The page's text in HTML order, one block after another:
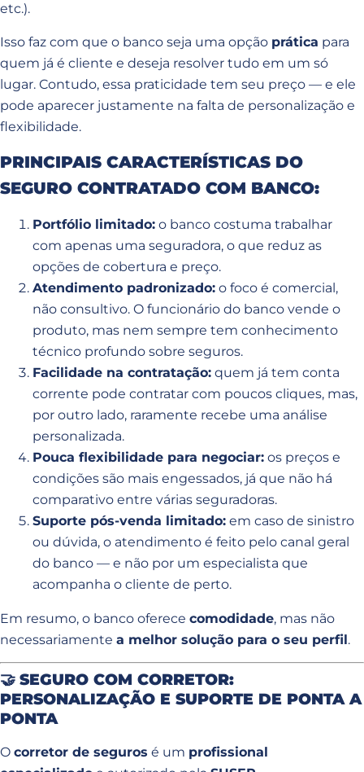
etc.).
Isso faz com que o banco seja uma opção prática para
quem já é cliente e deseja resolver tudo em um só
lugar. Contudo, essa praticidade tem seu preço — e ele
pode aparecer justamente na falta de personalização e
flexibilidade.
PRINCIPAIS CARACTERÍSTICAS DO
SEGURO CONTRATADO COM BANCO:
Portfólio limitado: o banco costuma trabalhar
com apenas uma seguradora, o que reduz as
opções de cobertura e preço.
Atendimento padronizado: o foco é comercial,
não consultivo. O funcionário do banco vende o
produto, mas nem sempre tem conhecimento
técnico profundo sobre seguros.
Facilidade na contratação: quem já tem conta
corrente pode contratar com poucos cliques, mas,
por outro lado, raramente recebe uma análise
personalizada.
Pouca flexibilidade para negociar: os preços e
condições são mais engessados, já que não há
comparativo entre várias seguradoras.
Suporte pós-venda limitado: em caso de sinistro
ou dúvida, o atendimento é feito pelo canal geral
do banco — e não por um especialista que
acompanha o cliente de perto.
Em resumo, o banco oferece comodidade, mas não
necessariamente a melhor solução para o seu perfil.
🤝 SEGURO COM CORRETOR:
PERSONALIZAÇÃO E SUPORTE DE PONTA A
PONTA
O corretor de seguros é um profissional